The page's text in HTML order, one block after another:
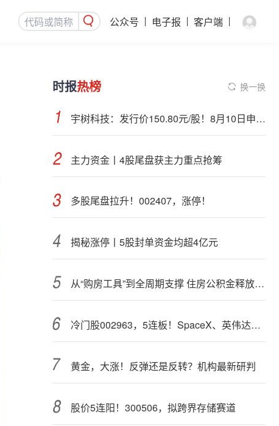
公众号 电子报 客户端
时报热榜 换一换
宇树科技：发行价150.80元/股！8月10日申购，DeepSeek参与战略配售
主力资金丨4股尾盘获主力重点抢筹
多股尾盘拉升！002407，涨停！
揭秘涨停丨5股封单资金均超4亿元
从“购房工具”到全周期支撑 住房公积金释放更大能量
冷门股002963，5连板！SpaceX、英伟达联手，入局太空算力（附股）
黄金，大涨！反弹还是反转？机构最新研判
股价5连阳！300506，拟跨界存储赛道